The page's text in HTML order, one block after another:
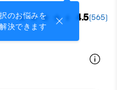
のお悩みを
決できます
4.5(565)